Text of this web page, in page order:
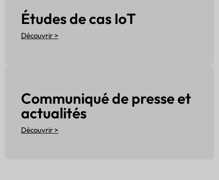
Études de cas IoT
Découvrir >
Communiqué de presse et
actualités
Découvrir >